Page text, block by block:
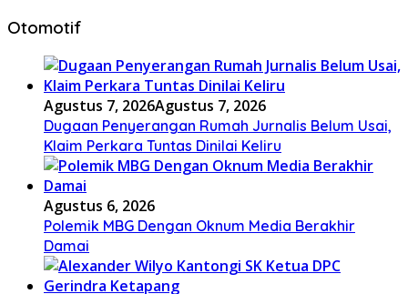
Otomotif
Agustus 7, 2026Agustus 7, 2026
Dugaan Penyerangan Rumah Jurnalis Belum Usai,
Klaim Perkara Tuntas Dinilai Keliru
Agustus 6, 2026
Polemik MBG Dengan Oknum Media Berakhir
Damai